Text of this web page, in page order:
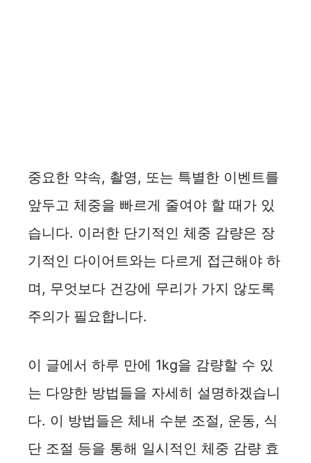
중요한 약속, 촬영, 또는 특별한 이벤트를
앞두고 체중을 빠르게 줄여야 할 때가 있
습니다. 이러한 단기적인 체중 감량은 장
기적인 다이어트와는 다르게 접근해야 하
며, 무엇보다 건강에 무리가 가지 않도록
주의가 필요합니다.
이 글에서 하루 만에 1kg을 감량할 수 있
는 다양한 방법들을 자세히 설명하겠습니
다. 이 방법들은 체내 수분 조절, 운동, 식
단 조절 등을 통해 일시적인 체중 감량 효